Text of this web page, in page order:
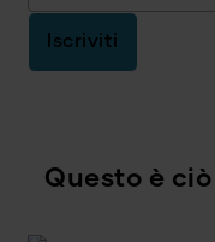
Iscriviti
Questo è